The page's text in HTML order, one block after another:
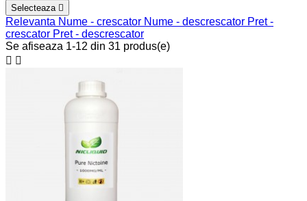
Selecteaza 
Relevanta Nume - crescator Nume - descrescator Pret -
crescator Pret - descrescator
Se afiseaza 1-12 din 31 produs(e)
 